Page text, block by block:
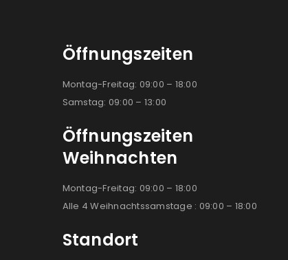
Öffnungszeiten
Montag-Freitag: 09:00 – 18:00
Samstag: 09:00 – 13:00
Öffnungszeiten
Weihnachten
Montag-Freitag: 09:00 – 18:00
Alle 4 Weihnachtssamstage : 09:00 – 18:00
Standort